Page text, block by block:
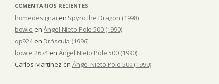
COMENTARIOS RECIENTES
homedesignai en Spyro the Dragon (1998)
bowie en Ángel Nieto Pole 500 (1990)
qp924en Dráscula (1996)
bowie 2674en Ángel Nieto Pole 500 (1990)
Carlos Martínez en Ángel Nieto Pole 500 (1990)